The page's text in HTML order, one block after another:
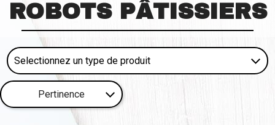
ROBOTS PÂTISSIERS
Pertinence